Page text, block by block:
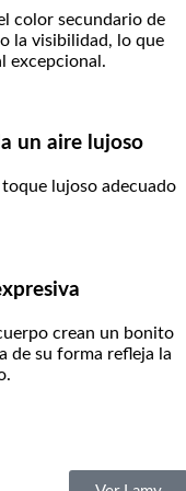
color secundario de
la visibilidad, lo que
excepcional.
un aire lujoso
lujoso adecuado
crean un bonito
de su forma refleja la